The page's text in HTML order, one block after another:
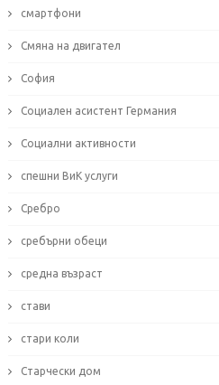
смартфони
Смяна на двигател
София
Социален асистент Германия
Социални активности
спешни ВиК услуги
Сребро
сребърни обеци
средна възраст
стави
стари коли
Старчески дом